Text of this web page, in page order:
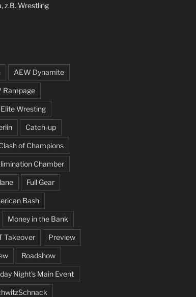
z.B. Wrestling
AEW Dynamite
Rampage
Wresting
Catch-up
of Champions
Chamber
Full Gear
Bash
Money in the Bank
Takeover Preview
Roadshow
Night's Main Event